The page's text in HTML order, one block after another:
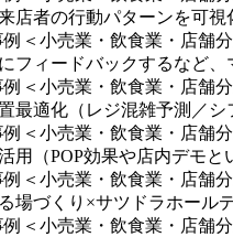
店者の行動パターンを可視
＜小売業・飲食業・店舗
フィードバックするなど
＜小売業・飲食業・店舗
最適化（レジ混雑予測／
＜小売業・飲食業・店舗
用（POP効果や店内デモ
＜小売業・飲食業・店舗
場づくり×サツドラホール
＜小売業・飲食業・店舗